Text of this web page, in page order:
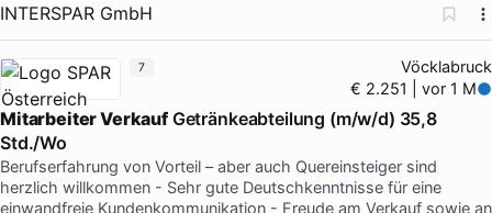
INTERSPAR GmbH
Vöcklabruck
€ 2.251 | vor 1 M
Mitarbeiter VerkaufGetränkeabteilung (m/w/d) 35,8
Std./Wo
Berufserfahrung von Vorteil – aber auch Quereinsteiger sind
herzlich willkommen - Sehr gute Deutschkenntnisse für eine
einwandfreie Kundenkommunikation - Freude am Verkauf sowie an
7